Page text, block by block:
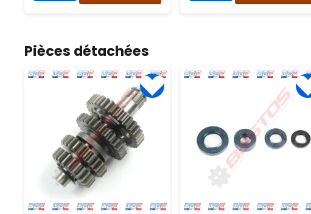
Pièces détachées